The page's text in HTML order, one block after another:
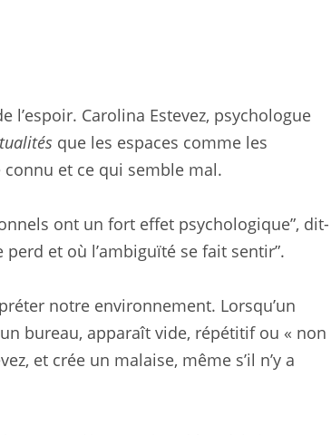
Carolina Estevez, psychologue
que les espaces comme les
et ce qui semble mal.
ont un fort effet psychologique”, dit-
et où l’ambiguïté se fait sentir”.
notre environnement. Lorsqu’un
bureau, apparaît vide, répétitif ou « non
et crée un malaise, même s’il n’y a